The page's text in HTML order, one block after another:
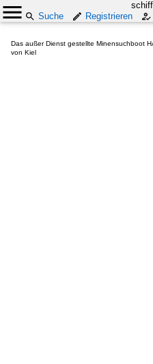
Suche
Registrieren
Das außer Dienst gestellte Minensuchboot
von Kiel